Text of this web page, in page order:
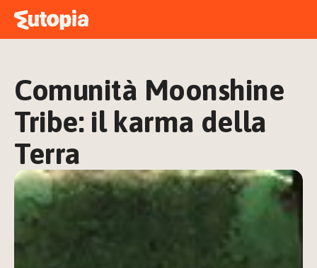
STORIE
FREE TALK
ACCEDI
Comunità Moonshine
Tribe: il karma della
Terra